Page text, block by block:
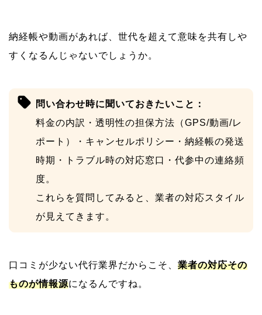
納経帳や動画があれば、世代を超えて意味を共有しや
すくなるんじゃないでしょうか。
問い合わせ時に聞いておきたいこと：
料金の内訳・透明性の担保方法（GPS/動画/レ
ポート）・キャンセルポリシー・納経帳の発送
時期・トラブル時の対応窓口・代参中の連絡頻
度。
これらを質問してみると、業者の対応スタイル
が見えてきます。
口コミが少ない代行業界だからこそ、 業者の対応その
ものが情報源になるんですね。